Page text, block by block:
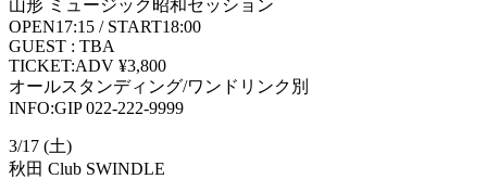
山形 ミュージック昭和セッション
OPEN17:15 / START18:00
GUEST : TBA
TICKET:ADV ¥3,800
オールスタンディング/ワンドリンク別
INFO:GIP 022-222-9999
3/17 (土)
秋田 Club SWINDLE